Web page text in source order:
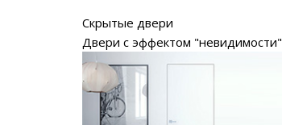
Скрытые двери
Двери с эффектом "невидимости"